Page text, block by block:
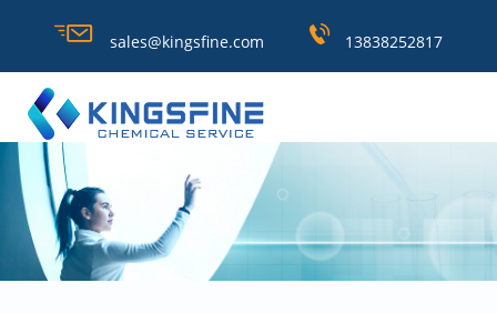
sales@kingsfine.com 13838252817